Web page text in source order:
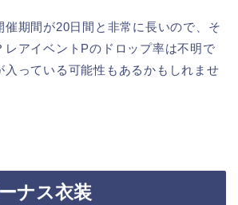
期間が20日間と非常に長いので、そ
アイベントPのドロップ率は不明で
入っている可能性もあるかもしれませ
ナス衣装